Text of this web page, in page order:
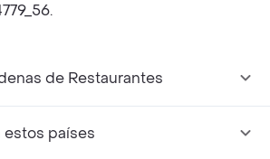
de Restaurantes
estos países